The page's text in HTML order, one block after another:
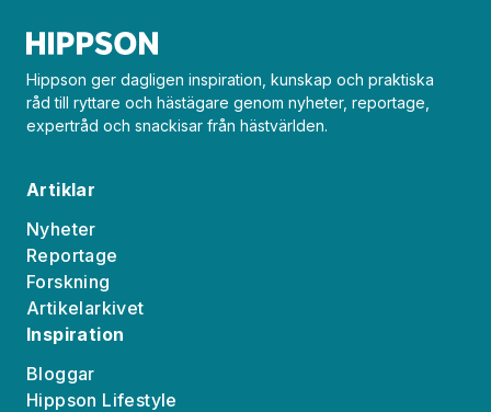
Hippson ger dagligen inspiration, kunskap och praktiska
råd till ryttare och hästägare genom nyheter, reportage,
expertråd och snackisar från hästvärlden.
Artiklar
Nyheter
Reportage
Forskning
Artikelarkivet
Inspiration
Bloggar
Hippson Lifestyle